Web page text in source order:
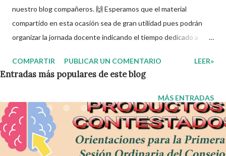
nuestro blog compañeros. 🙌 Esperamos que el material
compartido en esta ocasión sea de gran utilidad pues podrán
organizar la jornada docente indicando el tiempo dedicado a
turnos básicos: matutino y vespertino. Nuestra mayor gratitud a
los autores de este grandioso material, recordando que
nosotros sólo lo compartimos de manera gratuita con fines
informativos y educativos en nuestra labor como agentes de la
educación. 👏 Obtén en el siguiente link 👇 Horario y jornada
docente ¡Gracias por tu visita! 😉 Publicamos diariamente. No
olvides compartir nuestra página y unirte a nuestro grupo para
COMPARTIR PUBLICAR UN COMENTARIO LEER»
MÁS ENTRADAS
Entradas más populares de este blog